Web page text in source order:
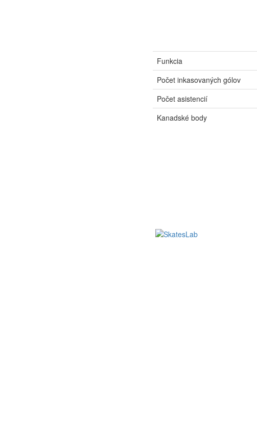
Funkcia
Počet inkasovaných gólov
Počet asistencií
Kanadské body